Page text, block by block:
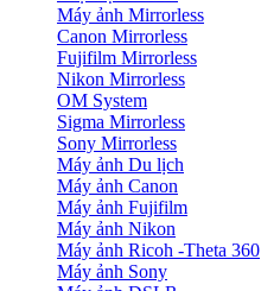
Máy ảnh Mirrorless
Canon Mirrorless
Fujifilm Mirrorless
Nikon Mirrorless
OM System
Sigma Mirrorless
Sony Mirrorless
Máy ảnh Du lịch
Máy ảnh Canon
Máy ảnh Fujifilm
Máy ảnh Nikon
Máy ảnh Ricoh -Theta 360
Máy ảnh Sony